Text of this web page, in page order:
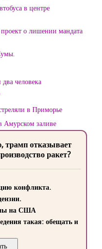
в центре
о лишении мандата
человека
в Приморье
Амурском заливе
трамп отказывает
ракет?
конфликта.
на США
такая: обещать и